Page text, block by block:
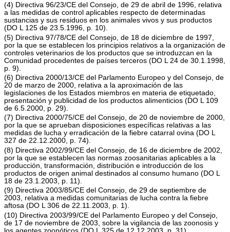
(4) Directiva 96/23/CE del Consejo, de 29 de abril de 1996, relativa
a las medidas de control aplicables respecto de determinadas
sustancias y sus residuos en los animales vivos y sus productos
(DO L 125 de 23.5.1996, p. 10).
(5) Directiva 97/78/CE del Consejo, de 18 de diciembre de 1997,
por la que se establecen los principios relativos a la organización de
controles veterinarios de los productos que se introduzcan en la
Comunidad procedentes de países terceros (DO L 24 de 30.1.1998,
p. 9).
(6) Directiva 2000/13/CE del Parlamento Europeo y del Consejo, de
20 de marzo de 2000, relativa a la aproximación de las
legislaciones de los Estados miembros en materia de etiquetado,
presentación y publicidad de los productos alimenticios (DO L 109
de 6.5.2000, p. 29).
(7) Directiva 2000/75/CE del Consejo, de 20 de noviembre de 2000,
por la que se aprueban disposiciones específicas relativas a las
medidas de lucha y erradicación de la fiebre catarral ovina (DO L
327 de 22.12.2000, p. 74).
(8) Directiva 2002/99/CE del Consejo, de 16 de diciembre de 2002,
por la que se establecen las normas zoosanitarias aplicables a la
producción, transformación, distribución e introducción de los
productos de origen animal destinados al consumo humano (DO L
18 de 23.1.2003, p. 11).
(9) Directiva 2003/85/CE del Consejo, de 29 de septiembre de
2003, relativa a medidas comunitarias de lucha contra la fiebre
aftosa (DO L 306 de 22.11.2003, p. 1).
(10) Directiva 2003/99/CE del Parlamento Europeo y del Consejo,
de 17 de noviembre de 2003, sobre la vigilancia de las zoonosis y
los agentes zoonóticos (DO L 325 de 12.12.2003, p. 31).